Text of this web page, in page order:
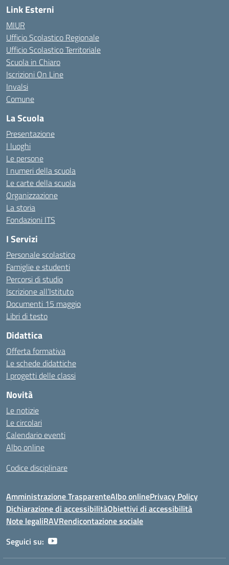
Link Esterni
MIUR
Ufficio Scolastico Regionale
Ufficio Scolastico Territoriale
Scuola in Chiaro
Iscrizioni On Line
Invalsi
Comune
La Scuola
Presentazione
I luoghi
Le persone
I numeri della scuola
Le carte della scuola
Organizzazione
La storia
Fondazioni ITS
I Servizi
Personale scolastico
Famiglie e studenti
Percorsi di studio
Iscrizione all’Istituto
Documenti 15 maggio
Libri di testo
Didattica
Offerta formativa
Le schede didattiche
I progetti delle classi
Novità
Le notizie
Le circolari
Calendario eventi
Albo online
Codice disciplinare
Amministrazione TrasparenteAlbo onlinePrivacy Policy
Dichiarazione di accessibilitàObiettivi di accessibilità
Note legaliRAVRendicontazione sociale
Seguici su: